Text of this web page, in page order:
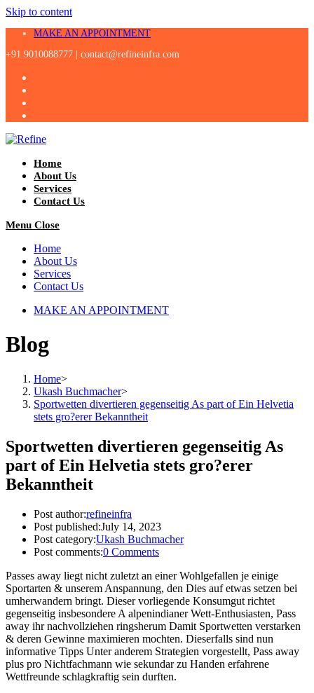
Skip to content
MAKE AN APPOINTMENT
+91 9010088777 | contact@refineinfra.com
Home
About Us
Services
Contact Us
Menu Close
Home
About Us
Services
Contact Us
MAKE AN APPOINTMENT
Blog
Home>
Ukash Buchmacher>
Sportwetten divertieren gegenseitig As part of Ein Helvetia
stets gro?erer Bekanntheit
Sportwetten divertieren gegenseitig As
part of Ein Helvetia stets gro?erer
Bekanntheit
Post author:refineinfra
Post published:July 14, 2023
Post category:Ukash Buchmacher
Post comments:0 Comments
Passes away liegt nicht zuletzt an einer Wohlgefallen je einige
Sportarten & unserem Anspannung, den Dies auf etwas setzen bei
umherwandern bringt. Dieser vorliegende Konsumgut richtet
gegenseitig insbesondere A alpenindianer Wett-Enthusiasten, Pass
away ihr nachvollziehen ringsherum Damit Sportwetten verstarken
& deren Gewinne maximieren mochten. Dieserfalls sind nun
informative Tipps Unter anderem Strategien vorgestellt, Pass away
plus pro Nichtfachmann wie sekundar zu Handen erfahrene
Wettfreunde schlagkraftig sein durften.